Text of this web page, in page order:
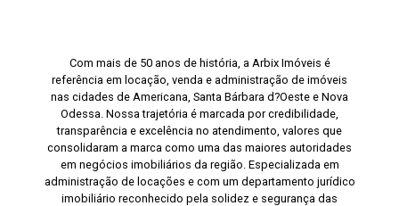
Com mais de 50 anos de história, a Arbix Imóveis é
referência em locação, venda e administração de imóveis
nas cidades de Americana, Santa Bárbara d?Oeste e Nova
Odessa. Nossa trajetória é marcada por credibilidade,
transparência e excelência no atendimento, valores que
consolidaram a marca como uma das maiores autoridades
em negócios imobiliários da região. Especializada em
administração de locações e com um departamento jurídico
imobiliário reconhecido pela solidez e segurança das